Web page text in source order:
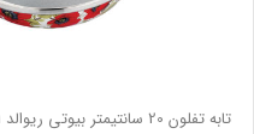
تابه تفلون 20 سانتیمتر بیوتی ریوالد 7012201